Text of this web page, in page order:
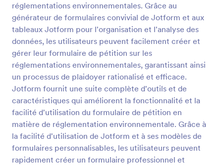
réglementations environnementales. Grâce au
générateur de formulaires convivial de Jotform et aux
tableaux Jotform pour l'organisation et l'analyse des
données, les utilisateurs peuvent facilement créer et
gérer leur formulaire de pétition sur les
réglementations environnementales, garantissant ainsi
un processus de plaidoyer rationalisé et efficace.
Jotform fournit une suite complète d'outils et de
caractéristiques qui améliorent la fonctionnalité et la
facilité d'utilisation du formulaire de pétition en
matière de réglementation environnementale. Grâce à
la facilité d'utilisation de Jotform et à ses modèles de
formulaires personnalisables, les utilisateurs peuvent
rapidement créer un formulaire professionnel et
Pétition En Ligne
Lancez une pétition pour changer le monde ! Avec
ce formulaire de pétition en ligne, vous pouvez
permettre aux gens de signer électroniquement la
pétition que vous menez avec leur souris. De plus,
vous pouvez utiliser les rapports HTML pour intégrer
les signatures de cette pétition électronique sur
votre site. Utilisez ce modèle de pétition en ligne et
laissez les autres personnes signer et rejoindre votre
pétition facilement !
Go to Category:
Formulaires de pétition
Utiliser le modèle
Prévisualiser